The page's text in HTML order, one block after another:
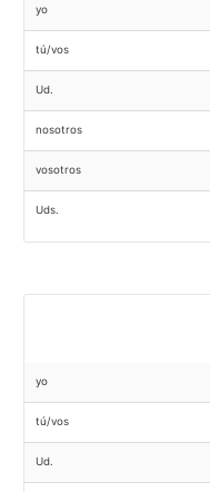
yo
tú/vos
Ud.
nosotros
vosotros
Uds.
yo
tú/vos
Ud.